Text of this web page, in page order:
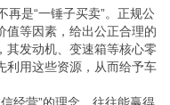
再是“一锤子买卖”。正规公
值等因素，给出公正合理的
其发动机、变速箱等核心零
利用这些资源，从而给予车